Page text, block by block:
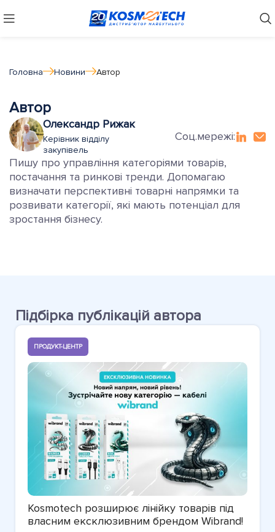
Головна Новини Автор
Автор
Олександр Рижак
Керівник відділу
закупівель
Соц.мережі:
Пишу про управління категоріями товарів,
постачання та ринкові тренди. Допомагаю
визначати перспективні товарні напрямки та
розвивати категорії, які мають потенціал для
зростання бізнесу.
Підбірка публікацій автора
ПРОДУКТ-ЦЕНТР
Kosmotech розширює лінійку товарів під
власним ексклюзивним брендом Wibrand!